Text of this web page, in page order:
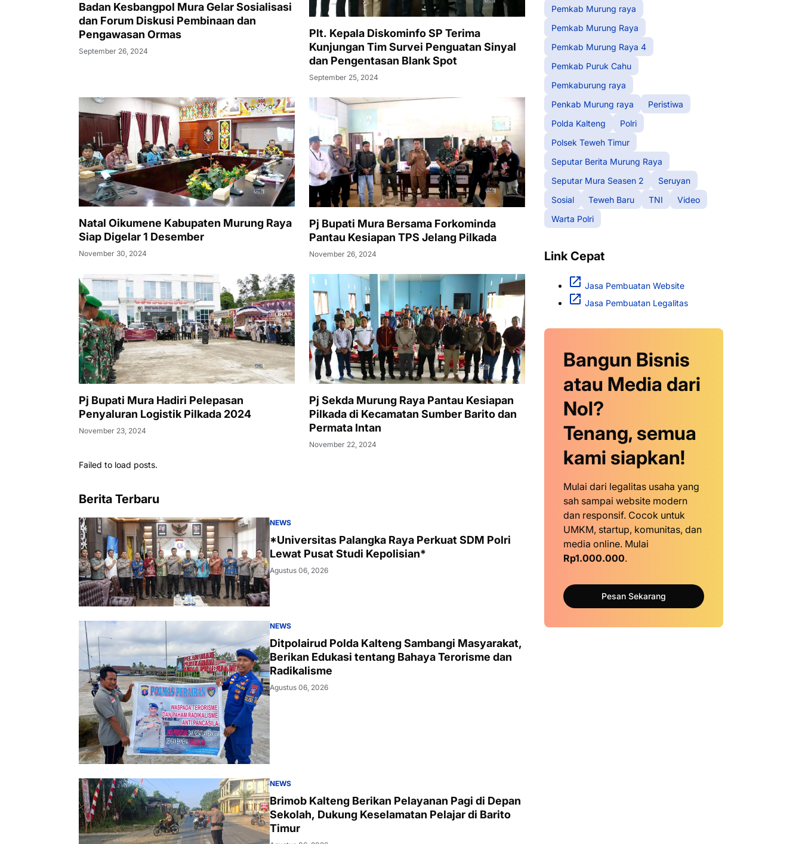
Badan Kesbangpol Mura Gelar Sosialisasi
dan Forum Diskusi Pembinaan dan
Pengawasan Ormas
September 26, 2024
Plt. Kepala Diskominfo SP Terima
Kunjungan Tim Survei Penguatan Sinyal
dan Pengentasan Blank Spot
September 25, 2024
Natal Oikumene Kabupaten Murung Raya
Siap Digelar 1 Desember
November 30, 2024
Pj Bupati Mura Bersama Forkominda
Pantau Kesiapan TPS Jelang Pilkada
November 26, 2024
Pj Bupati Mura Hadiri Pelepasan
Penyaluran Logistik Pilkada 2024
November 23, 2024
Pj Sekda Murung Raya Pantau Kesiapan
Pilkada di Kecamatan Sumber Barito dan
Permata Intan
November 22, 2024
Failed to load posts.
Berita Terbaru
NEWS
*Universitas Palangka Raya Perkuat SDM Polri
Lewat Pusat Studi Kepolisian*
Agustus 06, 2026
NEWS
Ditpolairud Polda Kalteng Sambangi Masyarakat,
Berikan Edukasi tentang Bahaya Terorisme dan
Radikalisme
Agustus 06, 2026
NEWS
Brimob Kalteng Berikan Pelayanan Pagi di Depan
Sekolah, Dukung Keselamatan Pelajar di Barito
Timur
Pemkab Murung raya
Pemkab Murung Raya
Pemkab Murung Raya 4
Pemkab Puruk Cahu
Pemkaburung raya
Penkab Murung raya
Peristiwa
Polda Kalteng
Polri
Polsek Teweh Timur
Seputar Berita Murung Raya
Seputar Mura Seasen 2
Seruyan
Sosial
Teweh Baru TNI
Video
Warta Polri
Link Cepat
Jasa Pembuatan Website
Jasa Pembuatan Legalitas
Bangun Bisnis
atau Media dari
Nol?
Tenang, semua
kami siapkan!
Mulai dari legalitas usaha yang
sah sampai website modern
dan responsif. Cocok untuk
UMKM, startup, komunitas, dan
media online. Mulai
Rp1.000.000.
Pesan Sekarang